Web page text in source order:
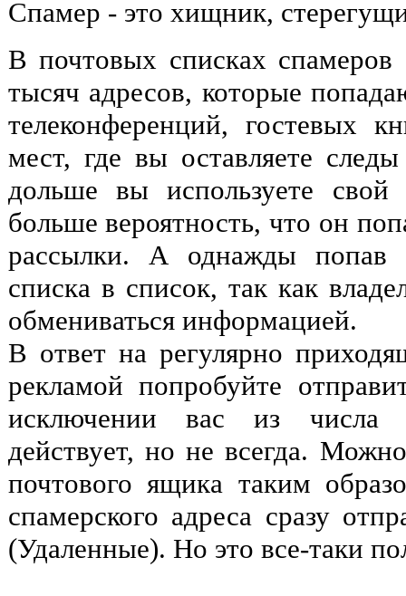
Спамер - это хищник,
В почтовых списках спамеров
тысяч адресов, которые
телеконференций, гостевых
мест, где вы оставляете
дольше вы используете свой
больше вероятность, что он
рассылки. А однажды попав
списка в список, так как
обмениваться информацией.
В ответ на регулярно
рекламой попробуйте
исключении вас из числа
действует, но не всегда.
почтового ящика таким
спамерского адреса сразу
(Удаленные). Но это все-таки